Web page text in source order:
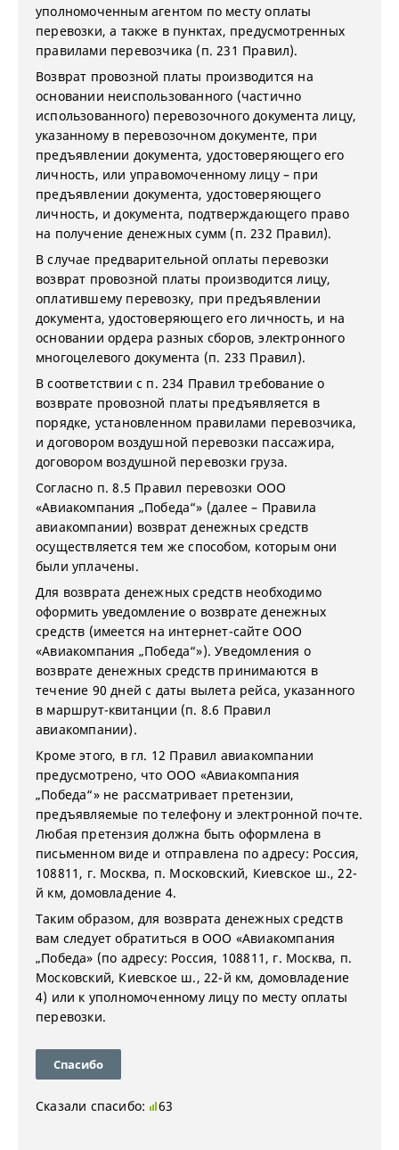
уполномоченным агентом по месту оплаты
перевозки, а также в пунктах, предусмотренных
правилами перевозчика (п. 231 Правил).
Возврат провозной платы производится на
основании неиспользованного (частично
использованного) перевозочного документа лицу,
указанному в перевозочном документе, при
предъявлении документа, удостоверяющего его
личность, или управомоченному лицу – при
предъявлении документа, удостоверяющего
личность, и документа, подтверждающего право
на получение денежных сумм (п. 232 Правил).
В случае предварительной оплаты перевозки
возврат провозной платы производится лицу,
оплатившему перевозку, при предъявлении
документа, удостоверяющего его личность, и на
основании ордера разных сборов, электронного
многоцелевого документа (п. 233 Правил).
В соответствии с п. 234 Правил требование о
возврате провозной платы предъявляется в
порядке, установленном правилами перевозчика,
и договором воздушной перевозки пассажира,
договором воздушной перевозки груза.
Согласно п. 8.5 Правил перевозки ООО
«Авиакомпания „Победа“» (далее – Правила
авиакомпании) возврат денежных средств
осуществляется тем же способом, которым они
были уплачены.
Для возврата денежных средств необходимо
оформить уведомление о возврате денежных
средств (имеется на интернет-сайте ООО
«Авиакомпания „Победа“»). Уведомления о
возврате денежных средств принимаются в
течение 90 дней с даты вылета рейса, указанного
в маршрут-квитанции (п. 8.6 Правил
авиакомпании).
Кроме этого, в гл. 12 Правил авиакомпании
предусмотрено, что ООО «Авиакомпания
„Победа“» не рассматривает претензии,
предъявляемые по телефону и электронной почте.
Любая претензия должна быть оформлена в
письменном виде и отправлена по адресу: Россия,
108811, г. Москва, п. Московский, Киевское ш., 22-
й км, домовладение 4.
Таким образом, для возврата денежных средств
вам следует обратиться в ООО «Авиакомпания
„Победа» (по адресу: Россия, 108811, г. Москва, п.
Московский, Киевское ш., 22-й км, домовладение
4) или к уполномоченному лицу по месту оплаты
перевозки.
Спасибо
Сказали спасибо: 63